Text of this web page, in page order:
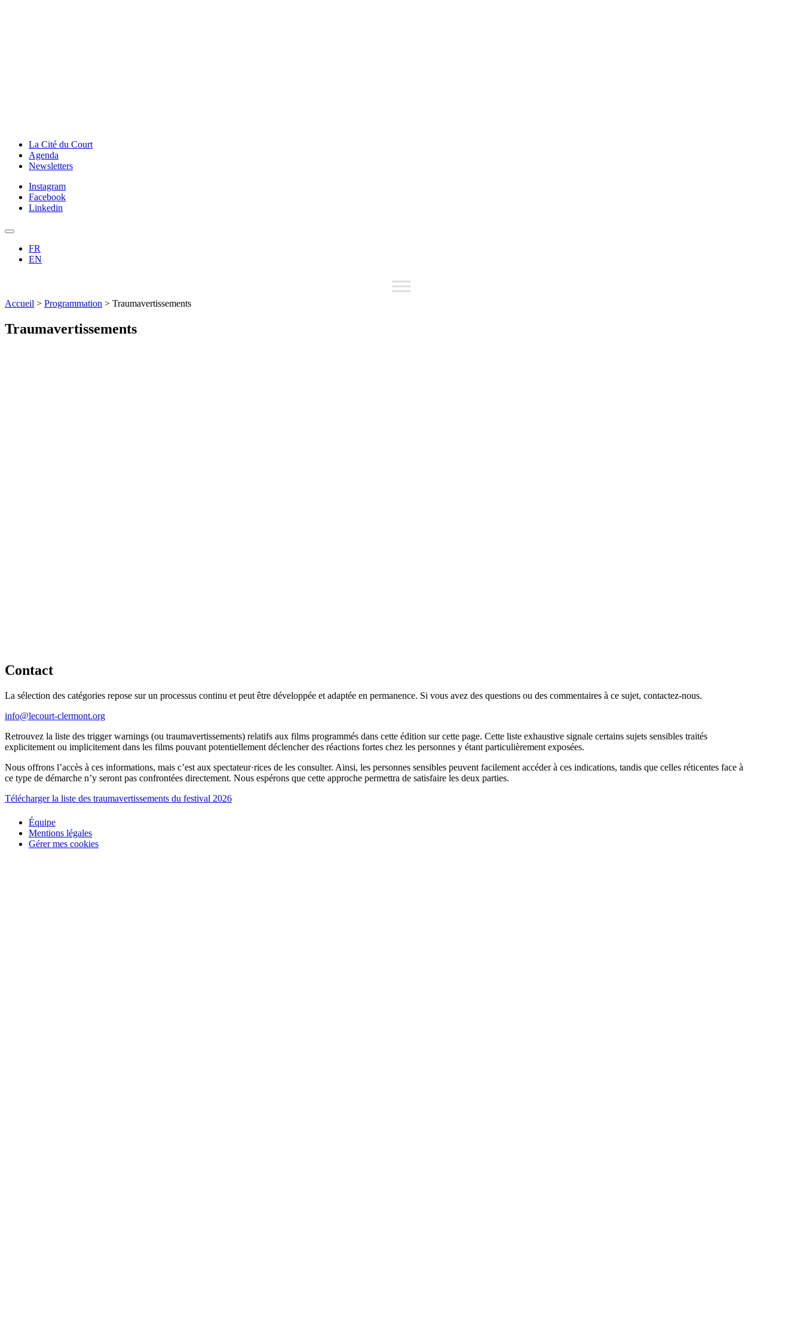
La Cité du Court
Agenda
Newsletters
Instagram
Facebook
Linkedin
FR
EN
Accueil > Programmation > Traumavertissements
Traumavertissements
Contact
La sélection des catégories repose sur un processus continu et peut être développée et adaptée en permanence. Si vous avez des questions ou des commentaires à ce sujet, contactez-nous.
info@lecourt-clermont.org
Retrouvez la liste des trigger warnings (ou traumavertissements) relatifs aux films programmés dans cette édition sur cette page. Cette liste exhaustive signale certains sujets sensibles traités
explicitement ou implicitement dans les films pouvant potentiellement déclencher des réactions fortes chez les personnes y étant particulièrement exposées.
Nous offrons l’accès à ces informations, mais c’est aux spectateur·rices de les consulter. Ainsi, les personnes sensibles peuvent facilement accéder à ces indications, tandis que celles réticentes face à
ce type de démarche n’y seront pas confrontées directement. Nous espérons que cette approche permettra de satisfaire les deux parties.
Télécharger la liste des traumavertissements du festival 2026
Équipe
Mentions légales
Gérer mes cookies